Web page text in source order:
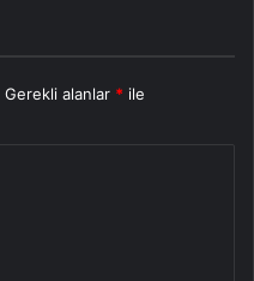
Gerekli alanlar * ile